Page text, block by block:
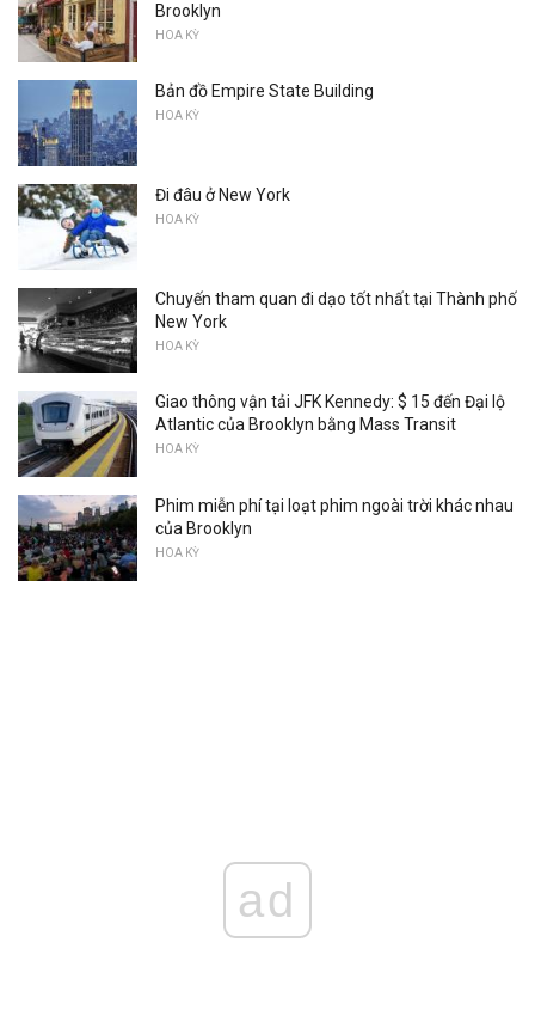
Brooklyn
HOA KỲ
Bản đồ Empire State Building
HOA KỲ
Đi đâu ở New York
HOA KỲ
Chuyến tham quan đi dạo tốt nhất tại Thành phố
New York
HOA KỲ
Giao thông vận tải JFK Kennedy: $ 15 đến Đại lộ
Atlantic của Brooklyn bằng Mass Transit
HOA KỲ
Phim miễn phí tại loạt phim ngoài trời khác nhau
của Brooklyn
HOA KỲ
ad